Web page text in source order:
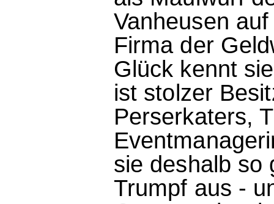
Vanheusen
Firma der
Glück kennt
ist stolzer
Perserkaters,
sie deshalb so
Trumpf aus -